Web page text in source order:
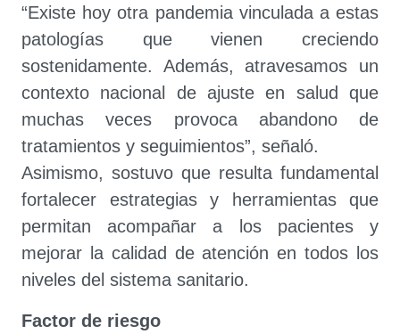
“Existe hoy otra pandemia vinculada a estas
patologías que vienen creciendo
sostenidamente. Además, atravesamos un
contexto nacional de ajuste en salud que
muchas veces provoca abandono de
tratamientos y seguimientos”, señaló.
Asimismo, sostuvo que resulta fundamental
fortalecer estrategias y herramientas que
permitan acompañar a los pacientes y
mejorar la calidad de atención en todos los
niveles del sistema sanitario.
Factor de riesgo